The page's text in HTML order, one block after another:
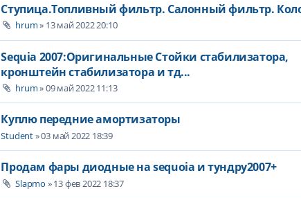
Ступица.Топливный фильтр. Салонный фильтр.
hrum» 13 май 2022 20:10
Sequia 2007:Оригинальные Стойки стабилизатора,
кронштейн стабилизатора и тд...
hrum» 09 май 2022 11:13
Куплю передние амортизаторы
Student» 03 май 2022 18:39
Продам фары диодные на sequoia и тундру2007+
Slapmo » 13 фев 2022 18:37